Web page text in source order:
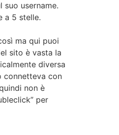
username.
a 5 stelle.
ma qui puoi
sito è vasta la
diversa
connetteva con
non è
per